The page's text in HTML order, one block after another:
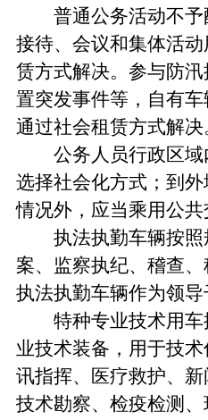
普通公务活动不予
接待、会议和集体活
赁方式解决。参与防
置突发事件等，自有
通过社会租赁方式解决
公务人员行政区域
选择社会化方式；到
情况外，应当乘用公共
执法执勤车辆按照
案、监察执纪、稽查
执法执勤车辆作为领导
特种专业技术用车
业技术装备，用于技
讯指挥、医疗救护、新
技术勘察、检疫检测